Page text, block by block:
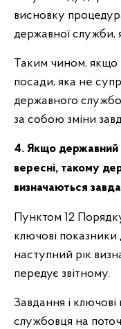
висновку
державної служби,
Таким чином, якщо
посади, яка не
державного
за собою зміни
4. Якщо державний
вересні, такому
визначаються
Пунктом 12
ключові
наступний рік
передує звітному.
Завдання і
службовця на